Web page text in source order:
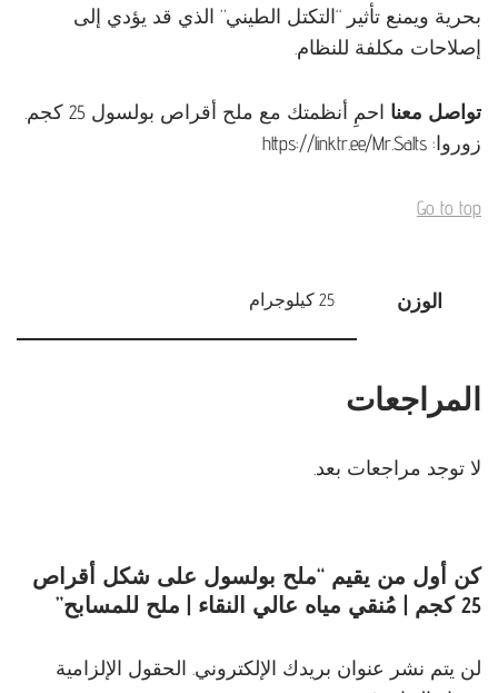
بحرية ويمنع تأثير “التكتل الطيني” الذي قد يؤدي إلى
إصلاحات مكلفة للنظام.
تواصل معنا
احمِ أنظمتك مع ملح أقراص بولسول 25 كجم.
زوروا: https://linktr.ee/Mr.Salts
Go to top
الوزن 25 كيلوجرام
المراجعات
لا توجد مراجعات بعد.
كن أول من يقيم “ملح بولسول على شكل أقراص
25 كجم | مُنقي مياه عالي النقاء | ملح للمسابح”
لن يتم نشر عنوان بريدك الإلكتروني. الحقول الإلزامية